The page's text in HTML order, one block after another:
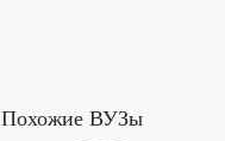
Похожие ВУЗы